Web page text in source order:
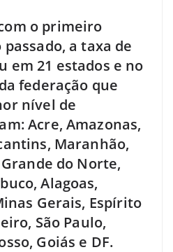
o primeiro
a taxa de
em 21 estados e no
federação que
nível de
Acre, Amazonas,
Maranhão,
do Norte,
Alagoas,
Gerais, Espírito
São Paulo,
Goiás e DF.